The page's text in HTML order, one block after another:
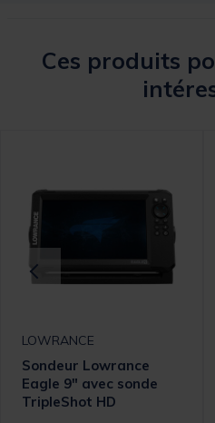
Ces produits
LOWRANCE
Sondeur Lowrance
Eagle 9" avec sonde
TripleShot HD